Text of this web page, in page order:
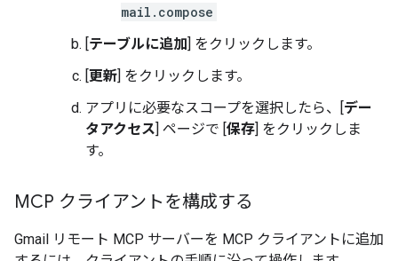
mail.compose
[テーブルに追加] をクリックします。
[更新] をクリックします。
アプリに必要なスコープを選択したら、[デー
タアクセス] ページで [保存] をクリックしま
す。
MCP クライアントを構成する
Gmail リモート MCP サーバーを MCP クライアントに追加